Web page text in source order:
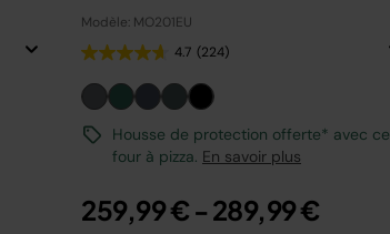
Modèle: MO201EU
4.7 (224)
Housse de protection offerte* avec ce
four à pizza. En savoir plus
259,99 € - 289,99 €